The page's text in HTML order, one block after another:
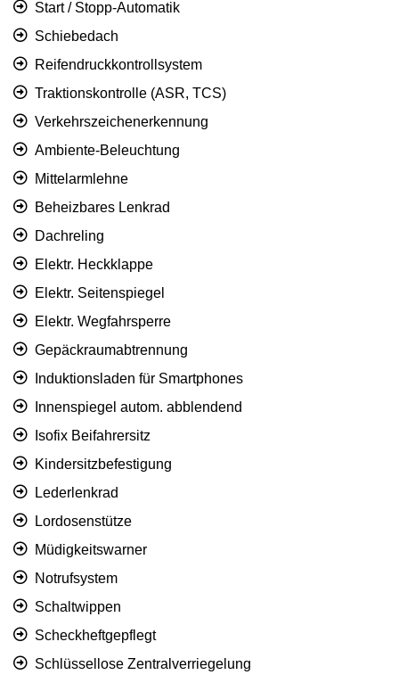
Start / Stopp-Automatik
Schiebedach
Reifendruckkontrollsystem
Traktionskontrolle (ASR, TCS)
Verkehrszeichenerkennung
Ambiente-Beleuchtung
Mittelarmlehne
Beheizbares Lenkrad
Dachreling
Elektr. Heckklappe
Elektr. Seitenspiegel
Elektr. Wegfahrsperre
Gepäckraumabtrennung
Induktionsladen für Smartphones
Innenspiegel autom. abblendend
Isofix Beifahrersitz
Kindersitzbefestigung
Lederlenkrad
Lordosenstütze
Müdigkeitswarner
Notrufsystem
Schaltwippen
Scheckheftgepflegt
Schlüssellose Zentralverriegelung